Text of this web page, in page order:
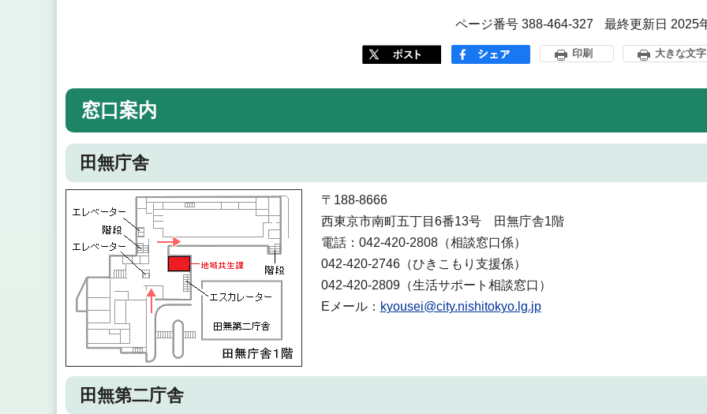
ページ番号 388-464-327 最終更新日 2025
印刷 大きな文
窓口案内
田無庁舎
〒188-8666
西東京市南町五丁目6番13号 田無庁舎1階
電話：042-420-2808（相談窓口係）
042-420-2746（ひきこもり支援係）
042-420-2809（生活サポート相談窓口）
Eメール： kyousei@city.nishitokyo.lg.jp
田無第二庁舎